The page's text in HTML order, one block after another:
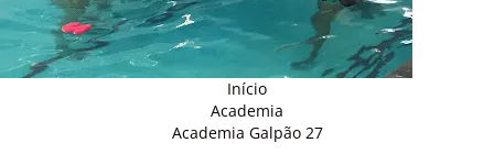
Início
Academia
Academia Galpão 27